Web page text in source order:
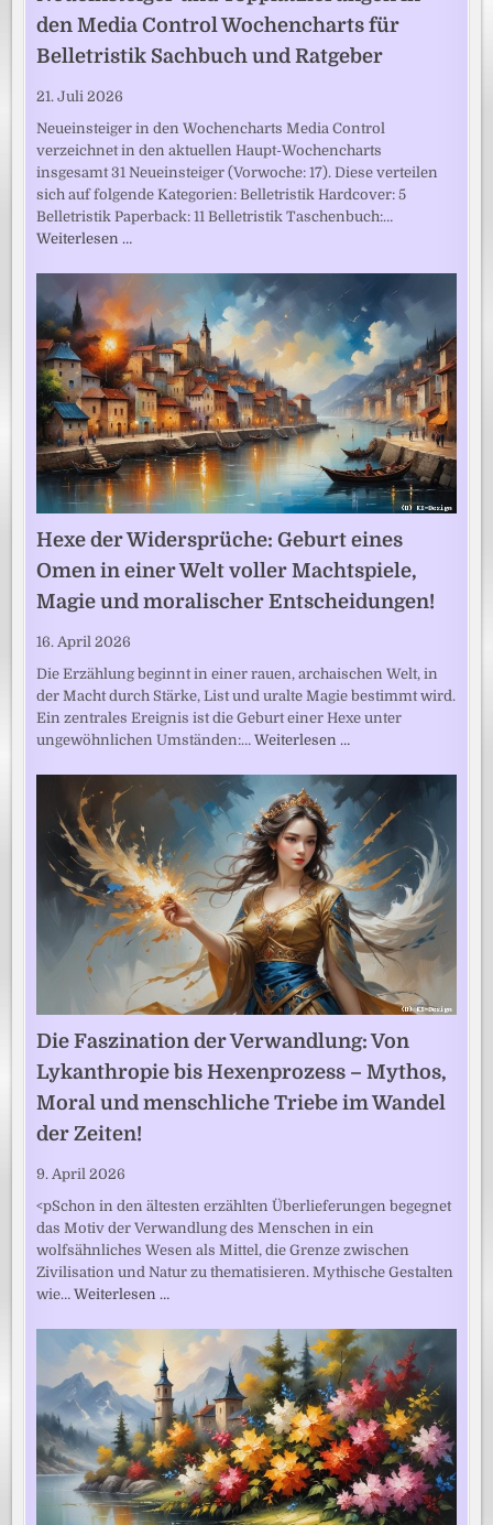
den Media Control Wochencharts für
Belletristik Sachbuch und Ratgeber
21. Juli 2026
Neueinsteiger in den Wochencharts Media Control
verzeichnet in den aktuellen Haupt-Wochencharts
insgesamt 31 Neueinsteiger (Vorwoche: 17). Diese verteilen
sich auf folgende Kategorien: Belletristik Hardcover: 5
Belletristik Paperback: 11 Belletristik Taschenbuch:…
Weiterlesen …
Hexe der Widersprüche: Geburt eines
Omen in einer Welt voller Machtspiele,
Magie und moralischer Entscheidungen!
16. April 2026
Die Erzählung beginnt in einer rauen, archaischen Welt, in
der Macht durch Stärke, List und uralte Magie bestimmt wird.
Ein zentrales Ereignis ist die Geburt einer Hexe unter
ungewöhnlichen Umständen:…Weiterlesen …
Die Faszination der Verwandlung: Von
Lykanthropie bis Hexenprozess – Mythos,
Moral und menschliche Triebe im Wandel
der Zeiten!
9. April 2026
<pSchon in den ältesten erzählten Überlieferungen begegnet
das Motiv der Verwandlung des Menschen in ein
wolfsähnliches Wesen als Mittel, die Grenze zwischen
Zivilisation und Natur zu thematisieren. Mythische Gestalten
wie…Weiterlesen …